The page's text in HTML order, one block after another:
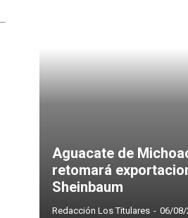
Aguacate de
retomará
Sheinbaum
Redacción Los Titulares - 06/08/